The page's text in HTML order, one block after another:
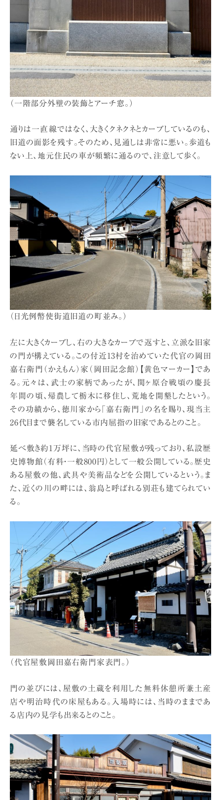
（一階部分外壁の装飾とアーチ窓。）
通りは一直線ではなく、大きくクネクネとカーブしているのも、
旧道の面影を残す。そのため、見通しは非常に悪い。歩道も
ない上、地元住民の車が頻繁に通るので、注意して歩く。
（日光例幣使街道旧道の町並み。）
左に大きくカーブし、右の大きなカーブで返すと、立派な旧家
の門が構えている。この付近13村を治めていた代官の岡田
嘉右衛門（かえもん）家（岡田記念館）【黄色マーカー】であ
る。元々は、武士の家柄であったが、関ヶ原合戦頃の慶長
年間の頃、帰農して栃木に移住し、荒地を開墾したという。
その功績から、徳川家から「嘉右衛門」の名を賜り、現当主
26代目まで襲名している市内屈指の旧家であるとのこと。
延べ敷き約1万坪に、当時の代官屋敷が残っており、私設歴
史博物館（有料・一般800円）として一般公開している。歴史
ある屋敷の他、武具や美術品などを公開しているという。ま
た、近くの川の畔には、翁島と呼ばれる別荘も建てられてい
る。
（代官屋敷岡田嘉右衛門家表門。）
門の並びには、屋敷の土蔵を利用した無料休憩所兼土産
店や明治時代の床屋もある。入場時には、当時のままであ
る店内の見学も出来るとのこと。